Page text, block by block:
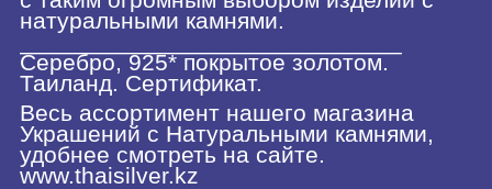
натуральными камнями.
_____________________________
Серебро, 925* покрытое золотом.
Таиланд. Сертификат.
Весь ассортимент нашего магазина
Украшений с Натуральными камнями,
удобнее смотреть на сайте.
www.thaisilver.kz